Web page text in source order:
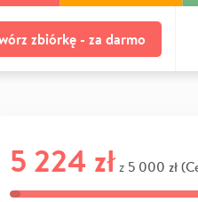
zbiórkę - za darmo
5 224 zł z 5 000 zł